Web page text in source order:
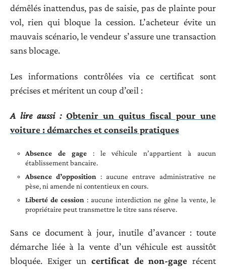
démêlés inattendus, pas de saisie, pas de plainte pour
vol, rien qui bloque la cession. L’acheteur évite un
mauvais scénario, le vendeur s’assure une transaction
sans blocage.
Les informations contrôlées via ce certificat sont
précises et méritent un coup d’œil :
A lire aussi : Obtenir un quitus fiscal pour une
voiture : démarches et conseils pratiques
Absence de gage: le véhicule n’appartient à aucun
établissement bancaire.
Absence d’opposition : aucune entrave administrative ne
pèse, ni amende ni contentieux en cours.
Liberté de cession : aucune interdiction ne gêne la vente, le
propriétaire peut transmettre le titre sans réserve.
Sans ce document à jour, inutile d’avancer : toute
démarche liée à la vente d’un véhicule est aussitôt
bloquée. Exiger un certificat de non-gage récent